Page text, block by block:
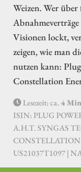
Weizen. Wer
Visionen lockt,
zeigen, wie man
nutzen kann:
Constellation
Lesezeit: ca.4
ISIN: PLUG
A.H.T. SYNGAS
US21037T1097 |